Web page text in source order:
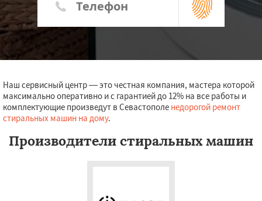
Наш сервисный центр — это честная компания, мастера которой
максимально оперативно и с гарантией до 12% на все работы и
комплектующие произведут в Севастополе недорогой ремонт
стиральных машин на дому.
Производители стиральных машин